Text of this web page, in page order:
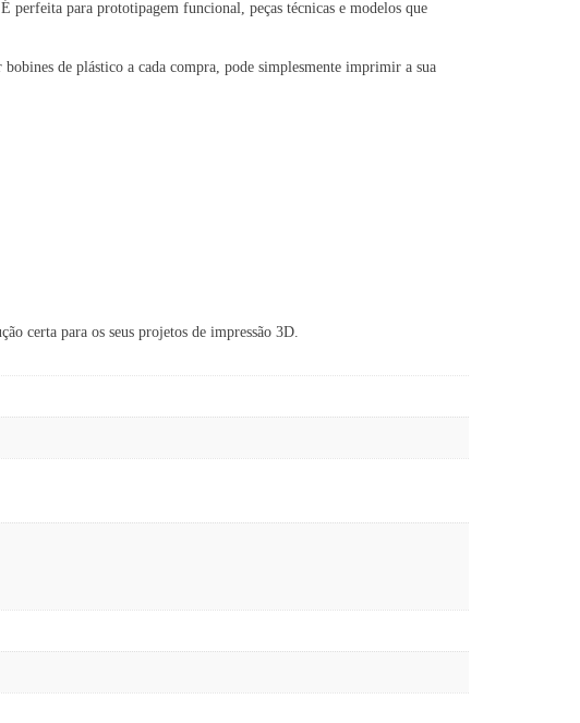
perfeita para prototipagem funcional, peças técnicas e modelos que
bobines de plástico a cada compra, pode simplesmente imprimir a sua
certa para os seus projetos de impressão 3D.